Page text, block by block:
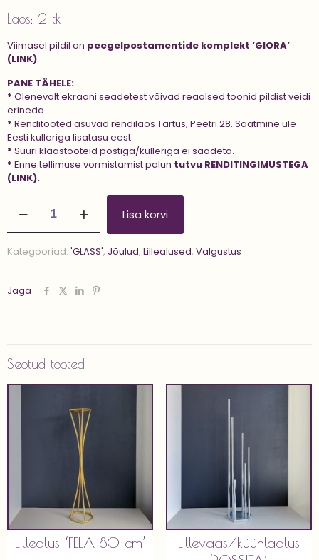
Laos: 2 tk
Viimasel pildil on peegelpostamentide komplekt ‘GIORA’
(LINK).
PANE TÄHELE:
* Olenevalt ekraani seadetest võivad reaalsed toonid pildist veidi
erineda.
* Renditooted asuvad rendilaos Tartus, Peetri 28. Saatmine üle
Eesti kulleriga lisatasu eest.
* Suuri klaastooteid postiga/kulleriga ei saadeta.
* Enne tellimuse vormistamist palun tutvu RENDITINGIMUSTEGA
(LINK).
'GIORA
40
kogus
Lisa korvi
Kategooriad: 'GLASS', Jõulud, Lillealused, Valgustus
Jaga
Seotud tooted
Lillealus ‘FELA 80 cm’
Lillevaas/küünlaalus